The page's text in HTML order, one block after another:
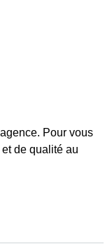
Pour vous
de qualité au